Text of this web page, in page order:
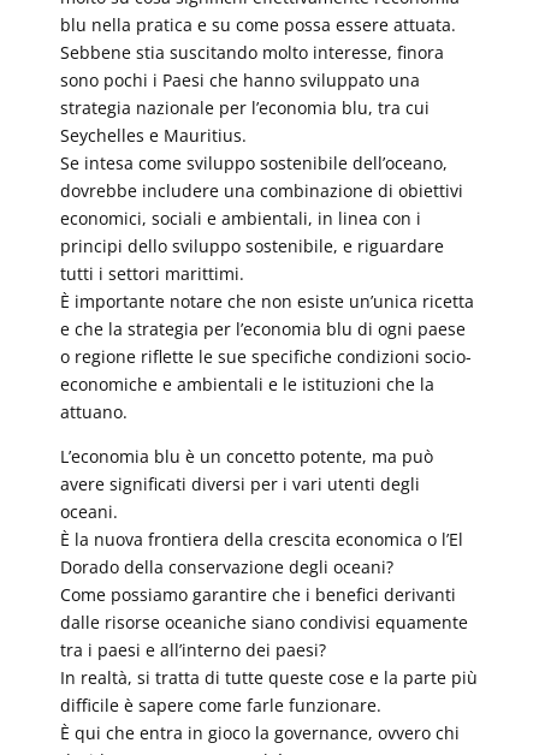
blu nella pratica e su come possa essere attuata.
Sebbene stia suscitando molto interesse, finora
sono pochi i Paesi che hanno sviluppato una
strategia nazionale per l’economia blu, tra cui
Seychelles e Mauritius.
Se intesa come sviluppo sostenibile dell’oceano,
dovrebbe includere una combinazione di obiettivi
economici, sociali e ambientali, in linea con i
principi dello sviluppo sostenibile, e riguardare
tutti i settori marittimi.
È importante notare che non esiste un’unica ricetta
e che la strategia per l’economia blu di ogni paese
o regione riflette le sue specifiche condizioni socio-
economiche e ambientali e le istituzioni che la
attuano.
L’economia blu è un concetto potente, ma può
avere significati diversi per i vari utenti degli
oceani.
È la nuova frontiera della crescita economica o l’El
Dorado della conservazione degli oceani?
Come possiamo garantire che i benefici derivanti
dalle risorse oceaniche siano condivisi equamente
tra i paesi e all’interno dei paesi?
In realtà, si tratta di tutte queste cose e la parte più
difficile è sapere come farle funzionare.
È qui che entra in gioco la governance, ovvero chi